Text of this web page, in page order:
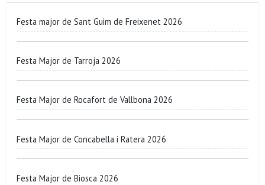
Festa major de Sant Guim de Freixenet 2026
Festa Major de Tarroja 2026
Festa Major de Rocafort de Vallbona 2026
Festa Major de Concabella i Ratera 2026
Festa Major de Biosca 2026